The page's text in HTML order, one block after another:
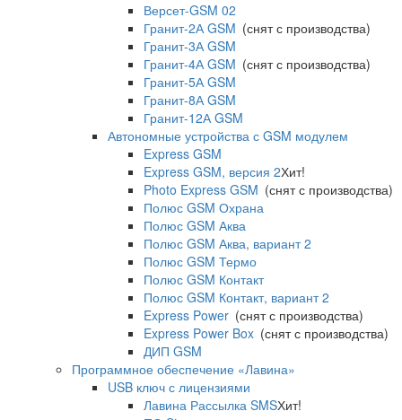
Версет-GSM 02
Гранит-2А GSM (снят с производства)
Гранит-3А GSM
Гранит-4А GSM (снят с производства)
Гранит-5А GSM
Гранит-8А GSM
Гранит-12А GSM
Автономные устройства с GSM модулем
Express GSM
Express GSM, версия 2Хит!
Photo Express GSM (снят с производства)
Полюс GSM Охрана
Полюс GSM Аква
Полюс GSM Аква, вариант 2
Полюс GSM Термо
Полюс GSM Контакт
Полюс GSM Контакт, вариант 2
Express Power (снят с производства)
Express Power Box (снят с производства)
ДИП GSM
Программное обеспечение «Лавина»
USB ключ с лицензиями
Лавина Рассылка SMSХит!